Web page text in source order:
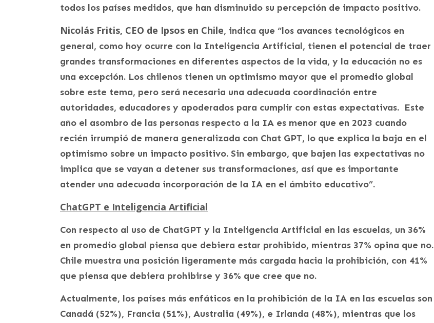
todos los países medidos, que han disminuido su percepción de impacto positivo.
Nicolás Fritis, CEO de Ipsos en Chile, indica que “los avances tecnológicos en
general, como hoy ocurre con la Inteligencia Artificial, tienen el potencial de traer
grandes transformaciones en diferentes aspectos de la vida, y la educación no es
una excepción. Los chilenos tienen un optimismo mayor que el promedio global
sobre este tema, pero será necesaria una adecuada coordinación entre
autoridades, educadores y apoderados para cumplir con estas expectativas. Este
año el asombro de las personas respecto a la IA es menor que en 2023 cuando
recién irrumpió de manera generalizada con Chat GPT, lo que explica la baja en el
optimismo sobre un impacto positivo. Sin embargo, que bajen las expectativas no
implica que se vayan a detener sus transformaciones, así que es importante
atender una adecuada incorporación de la IA en el ámbito educativo”.
ChatGPT e Inteligencia Artificial
Con respecto al uso de ChatGPT y la Inteligencia Artificial en las escuelas, un 36%
en promedio global piensa que debiera estar prohibido, mientras 37% opina que no.
Chile muestra una posición ligeramente más cargada hacia la prohibición, con 41%
que piensa que debiera prohibirse y 36% que cree que no.
Actualmente, los países más enfáticos en la prohibición de la IA en las escuelas son
Canadá (52%), Francia (51%), Australia (49%), e Irlanda (48%), mientras que los